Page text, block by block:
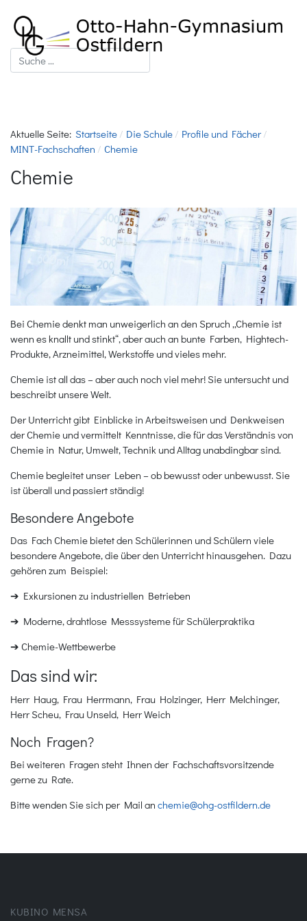
Suchen
Aktuelle Seite: Startseite Die Schule
Profile und Fächer
MINT-Fachschaften
Chemie
Chemie
Bei Chemie denkt man unweigerlich an den Spruch „Chemie ist
wenn es knallt und stinkt“, aber auch an bunte Farben, Hightech-
Produkte, Arzneimittel, Werkstoffe und vieles mehr.
Chemie ist all das – aber auch noch viel mehr! Sie untersucht und
beschreibt unsere Welt.
Der Unterricht gibt Einblicke in Arbeitsweisen und Denkweisen
der Chemie und vermittelt Kenntnisse, die für das Verständnis von
Chemie in Natur, Umwelt, Technik und Alltag unabdingbar sind.
Chemie begleitet unser Leben – ob bewusst oder unbewusst. Sie
ist überall und passiert ständig!
Besondere Angebote
Das Fach Chemie bietet den Schülerinnen und Schülern viele
besondere Angebote, die über den Unterricht hinausgehen. Dazu
gehören zum Beispiel:
➔ Exkursionen zu industriellen Betrieben
➔ Moderne, drahtlose Messsysteme für Schülerpraktika
➔ Chemie-Wettbewerbe
Das sind wir:
Herr Haug, Frau Herrmann, Frau Holzinger, Herr Melchinger,
Herr Scheu, Frau Unseld, Herr Weich
Noch Fragen?
Bei weiteren Fragen steht Ihnen der Fachschaftsvorsitzende
gerne zu Rate.
Bitte wenden Sie sich per Mail an chemie@ohg-ostfildern.de
KUBINO MENSA